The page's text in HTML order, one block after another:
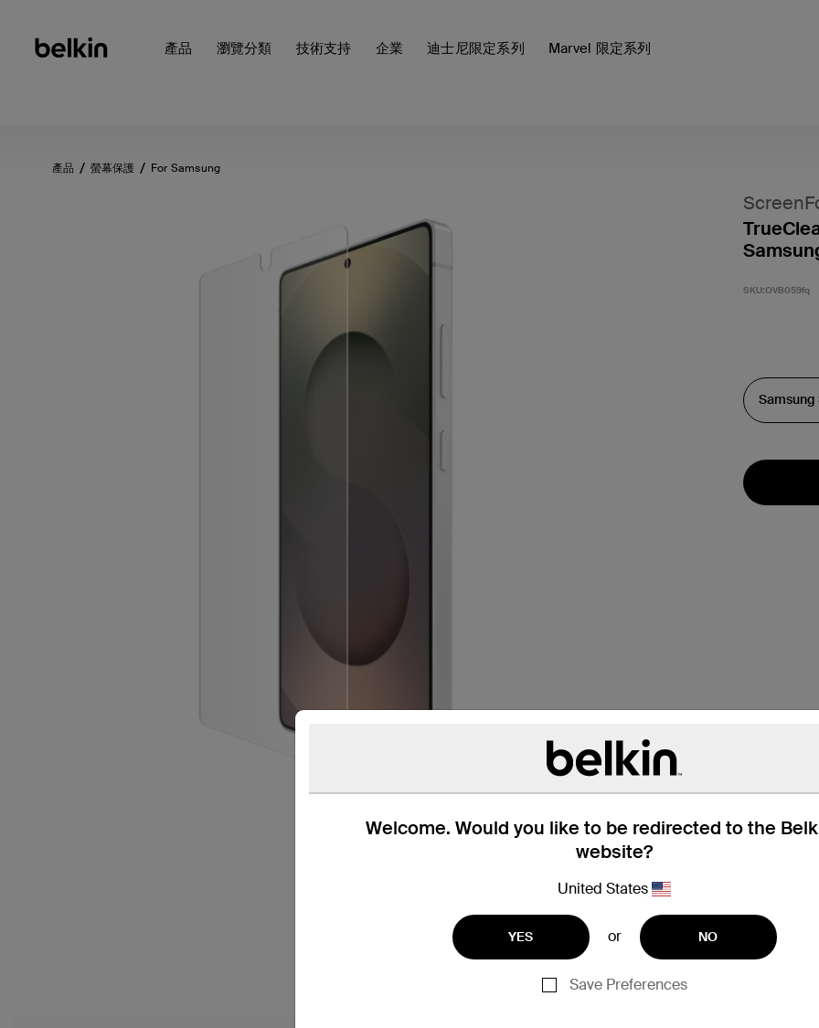
產品 瀏覽分類 技術支持 企業 迪士尼限定系列 Marvel 限定系列
Welcome. Would you like to be redirected to the
website?
United States
YES or NO
Save Preferences
產品 螢幕保護 For Samsung
SKU:OVB059fq